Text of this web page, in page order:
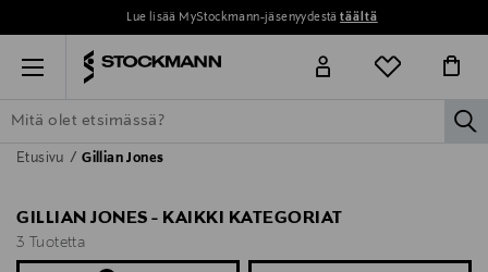
Lue lisää MyStockmann-jäsenyydestätäältä
Menu
ETSI KAIKKI NAISET
Etusivu Gillian Jones
GILLIAN JONES - KAIKKI KATEGORIAT
3 Tuotetta